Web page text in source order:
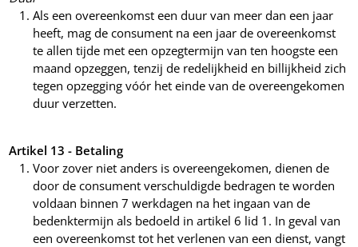
Als een overeenkomst een duur van meer dan een jaar
heeft, mag de consument na een jaar de overeenkomst
te allen tijde met een opzegtermijn van ten hoogste een
maand opzeggen, tenzij de redelijkheid en billijkheid zich
tegen opzegging vóór het einde van de overeengekomen
duur verzetten.
Artikel 13 - Betaling
Voor zover niet anders is overeengekomen, dienen de
door de consument verschuldigde bedragen te worden
voldaan binnen 7 werkdagen na het ingaan van de
bedenktermijn als bedoeld in artikel 6 lid 1. In geval van
een overeenkomst tot het verlenen van een dienst, vangt